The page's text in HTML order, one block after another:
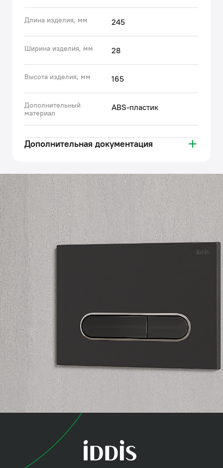
надежному креплению рамки на шурупы.
• Технология двухрежимного смыва (малым или
• Гарантия на все клавиши IDDIS® – 3 года.
(с) Авторский текст, апрель 2022 г.
Длина изделия, мм 245
Ширина изделия, мм 28
Высота изделия, мм 165
Дополнительный
материал
ABS-пластик
Дополнительная документация
Юнификс (Unifix)